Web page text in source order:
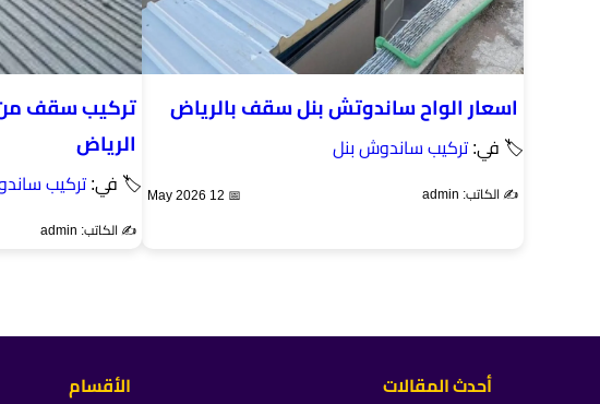
اسعار الواح ساندوتش بنل سقف بالرياض
🏷 في:تركيب ساندوش بنل
✍️ الكاتب: admin 📅 12 May 2026
تركيب سقف
الرياض
🏷 في:تركيب
✍️ الكاتب: admin
أحدث المقالات الأقسام